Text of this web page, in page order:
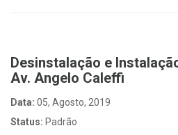
Desinstalação e
Av. Angelo Caleffi
Data: 05, Agosto, 2019
Status: Padrão